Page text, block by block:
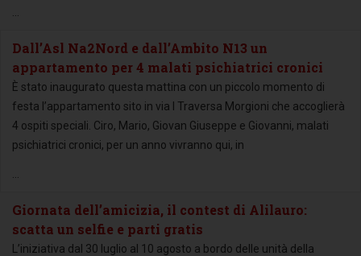
Dall’Asl Na2Nord e dall’Ambito N13 un
appartamento per 4 malati psichiatrici cronici
È stato inaugurato questa mattina con un piccolo momento di
festa l’appartamento sito in via I Traversa Morgioni che accoglierà
4 ospiti speciali. Ciro, Mario, Giovan Giuseppe e Giovanni, malati
psichiatrici cronici, per un anno vivranno qui, in
Giornata dell’amicizia, il contest di Alilauro:
scatta un selfie e parti gratis
L’iniziativa dal 30 luglio al 10 agosto a bordo delle unità della